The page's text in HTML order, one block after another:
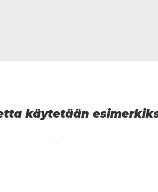
käytetään